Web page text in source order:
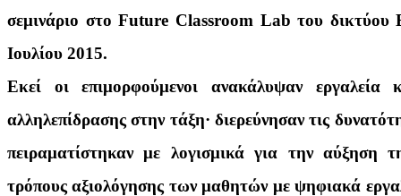
σεμινάριο στο Future Classroom Lab του δικτύου
Ιουλίου 2015.
Εκεί οι επιμορφούμενοι ανακάλυψαν
αλληλεπίδρασης στην τάξη· διερεύνησαν τις
πειραματίστηκαν με λογισμικά για την αύξηση
τρόπους αξιολόγησης των μαθητών με ψηφιακά